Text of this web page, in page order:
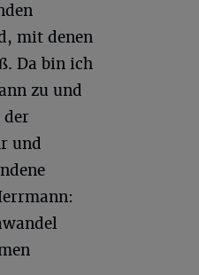
mit denen
Da bin ich
zu und
der
und